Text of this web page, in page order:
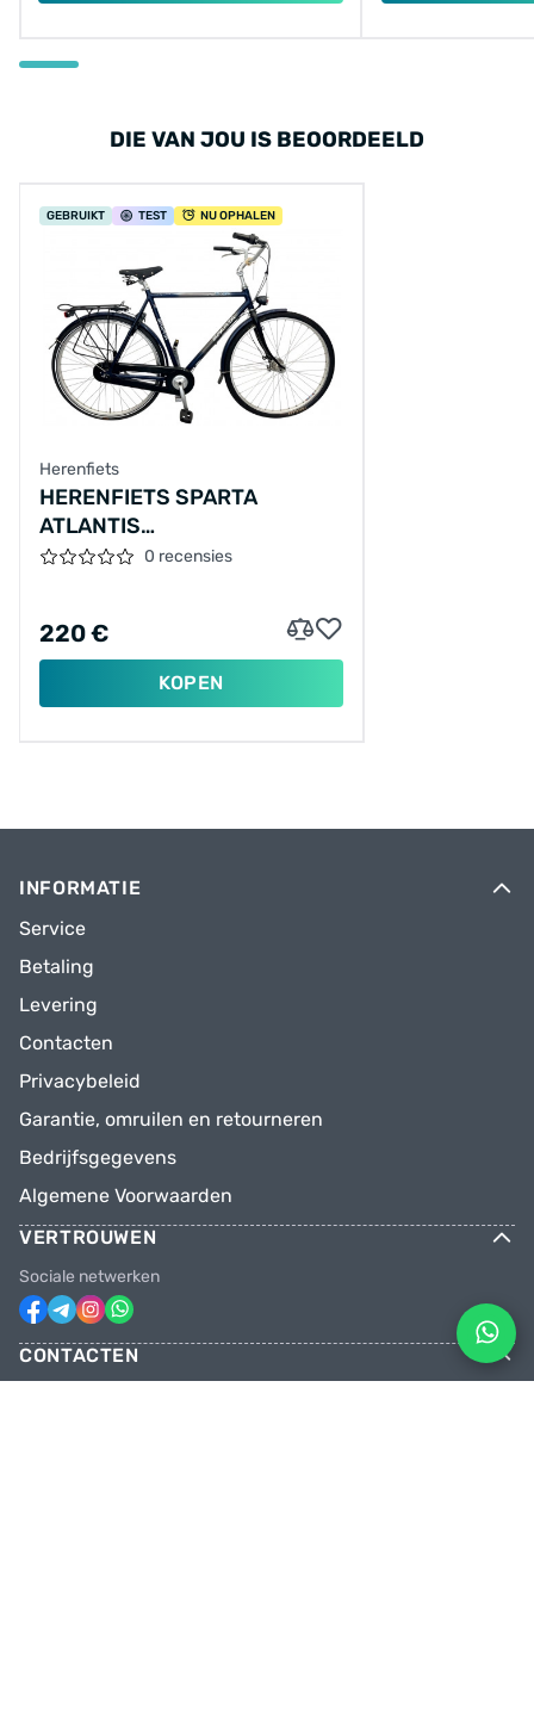
DIE VAN JOU IS BEOORDEELD
GEBRUIKT TEST NU OPHALEN
Herenfiets
HERENFIETS SPARTA
ATLANTIS
M/BLUE/28/SITY/ST/61
0 recensies
220 €
KOPEN
INFORMATIE
Service
Betaling
Levering
Contacten
Privacybeleid
Garantie, omruilen en retourneren
Bedrijfsgegevens
Algemene Voorwaarden
VERTROUWEN
Sociale netwerken
CONTACTEN